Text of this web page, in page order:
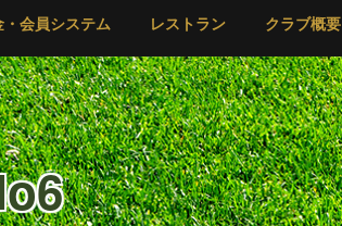
・会員システム レストラン クラブ概要